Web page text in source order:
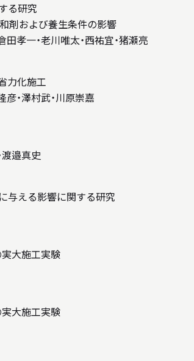
る研究
剤および養生条件の影響
孝一・老川唯太・西祐宜・猪瀬亮
力化施工
・澤村武・川原崇嘉
渡邉真史
与える影響に関する研究
大施工実験
大施工実験